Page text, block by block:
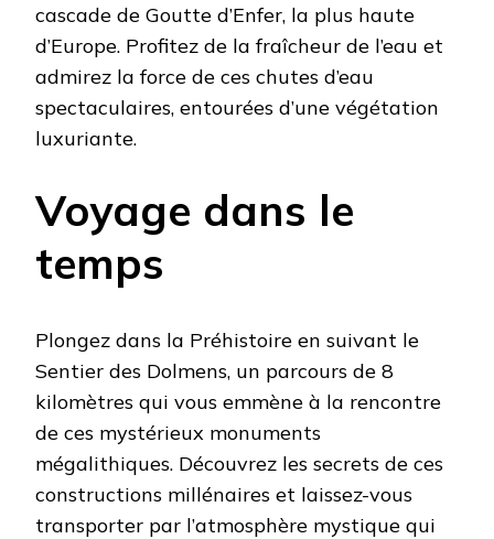
cascade de Goutte d’Enfer, la plus haute
d’Europe. Profitez de la fraîcheur de l’eau et
admirez la force de ces chutes d’eau
spectaculaires, entourées d’une végétation
luxuriante.
Voyage dans le
temps
Plongez dans la Préhistoire en suivant le
Sentier des Dolmens, un parcours de 8
kilomètres qui vous emmène à la rencontre
de ces mystérieux monuments
mégalithiques. Découvrez les secrets de ces
constructions millénaires et laissez-vous
transporter par l’atmosphère mystique qui